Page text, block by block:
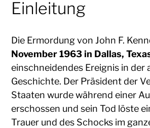
Einleitung
Die Ermordung von John F.
November 1963 in Dallas,
einschneidendes Ereignis in der
Geschichte. Der Präsident der
Staaten wurde während einer
erschossen und sein Tod löste
Trauer und des Schocks im